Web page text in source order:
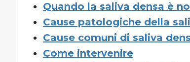
Quando la saliva densa è
Cause patologiche della
Cause comuni di saliva
Come intervenire